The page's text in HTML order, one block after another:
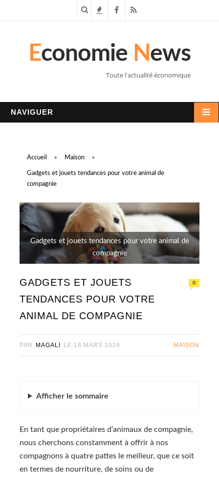
c n
s
F
c
R
S
Economie News
Toute l'actualité économique
NAVIGUER
Accueil » Maison »
Gadgets et jouets tendances pour votre animal de
compagnie
Gadgets et jouets tendances pour votre animal de
compagnie
GADGETS ET JOUETS
TENDANCES POUR VOTRE
ANIMAL DE COMPAGNIE
0
PAR MAGALI LE 18 MARS 2024 MAISON
Afficher le sommaire
En tant que propriétaires d’animaux de compagnie,
nous cherchons constamment à offrir à nos
compagnons à quatre pattes le meilleur, que ce soit
en termes de nourriture, de soins ou de